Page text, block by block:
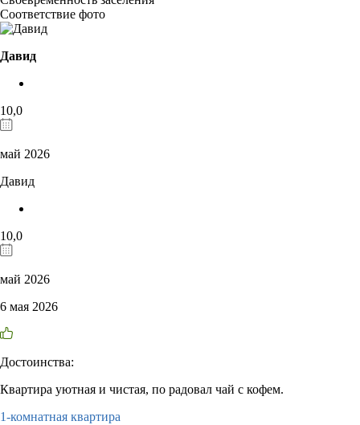
Соответствие фото
Давид
10,0
май 2026
Давид
10,0
май 2026
6 мая 2026
Достоинства:
Квартира уютная и чистая, по радовал чай с кофем.
1-комнатная квартира